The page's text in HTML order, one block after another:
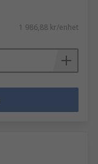
1 986,88 kr/enhet